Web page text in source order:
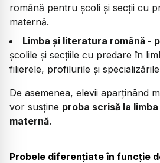
română pentru școli și secții cu
maternă.
Limba și literatura română -
școlile și secțiile cu predare în
filierele, profilurile și
De asemenea, elevii aparținând
vor susține proba scrisă la
maternă.
Probele diferențiate în funcție